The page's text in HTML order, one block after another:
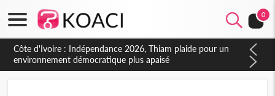
0
Côte d'Ivoire : Indépendance 2026, Thiam plaide pour un
environnement démocratique plus apaisé